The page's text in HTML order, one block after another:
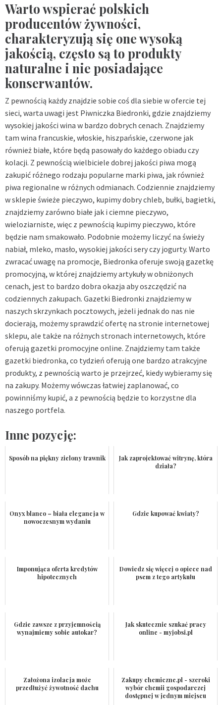
Warto wspierać polskich
producentów żywności,
charakteryzują się one wysoką
jakością, często są to produkty
naturalne i nie posiadające
konserwantów.
Z pewnością każdy znajdzie sobie coś dla siebie w ofercie tej
sieci, warta uwagi jest Piwniczka Biedronki, gdzie znajdziemy
wysokiej jakości wina w bardzo dobrych cenach. Znajdziemy
tam wina francuskie, włoskie, hiszpańskie, czerwone jak
również białe, które będą pasowały do każdego obiadu czy
kolacji. Z pewnością wielbiciele dobrej jakości piwa mogą
zakupić różnego rodzaju popularne marki piwa, jak również
piwa regionalne w różnych odmianach. Codziennie znajdziemy
w sklepie świeże pieczywo, kupimy dobry chleb, bułki, bagietki,
znajdziemy zarówno białe jak i ciemne pieczywo,
wieloziarniste, więc z pewnością kupimy pieczywo, które
będzie nam smakowało. Podobnie możemy liczyć na świeży
nabiał, mleko, masło, wysokiej jakości sery czy jogurty. Warto
zwracać uwagę na promocje, Biedronka oferuje swoją gazetkę
promocyjną, w której znajdziemy artykuły w obniżonych
cenach, jest to bardzo dobra okazja aby oszczędzić na
codziennych zakupach. Gazetki Biedronki znajdziemy w
naszych skrzynkach pocztowych, jeżeli jednak do nas nie
docierają, możemy sprawdzić ofertę na stronie internetowej
sklepu, ale także na różnych stronach internetowych, które
oferują gazetki promocyjne online. Znajdziemy tam także
gazetki biedronka, co tydzień oferują one bardzo atrakcyjne
produkty, z pewnością warto je przejrzeć, kiedy wybieramy się
na zakupy. Możemy wówczas łatwiej zaplanować, co
powinniśmy kupić, a z pewnością będzie to korzystne dla
naszego portfela.
Inne pozycję:
Sposób na piękny zielony trawnik
Jak zaprojektować witrynę, która
działa?
Onyx blanco – biała elegancja w
nowoczesnym wydaniu
Gdzie kupować kwiaty?
Imponująca oferta kredytów
hipotecznych
Dowiedz się więcej o opiece nad
psem z tego artykułu
Gdzie zawsze z przyjemnością
wynajmiemy sobie autokar?
Jak skutecznie szukać pracy
online - myjobsi.pl
Założona izolacja może
przedłużyć żywotność dachu
Zakupy chemiczne.pl - szeroki
wybór chemii gospodarczej
dostępnej w jednym miejscu